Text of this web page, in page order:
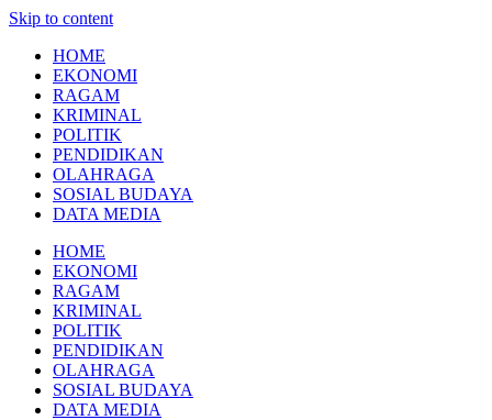
Skip to content
HOME
EKONOMI
RAGAM
KRIMINAL
POLITIK
PENDIDIKAN
OLAHRAGA
SOSIAL BUDAYA
DATA MEDIA
HOME
EKONOMI
RAGAM
KRIMINAL
POLITIK
PENDIDIKAN
OLAHRAGA
SOSIAL BUDAYA
DATA MEDIA